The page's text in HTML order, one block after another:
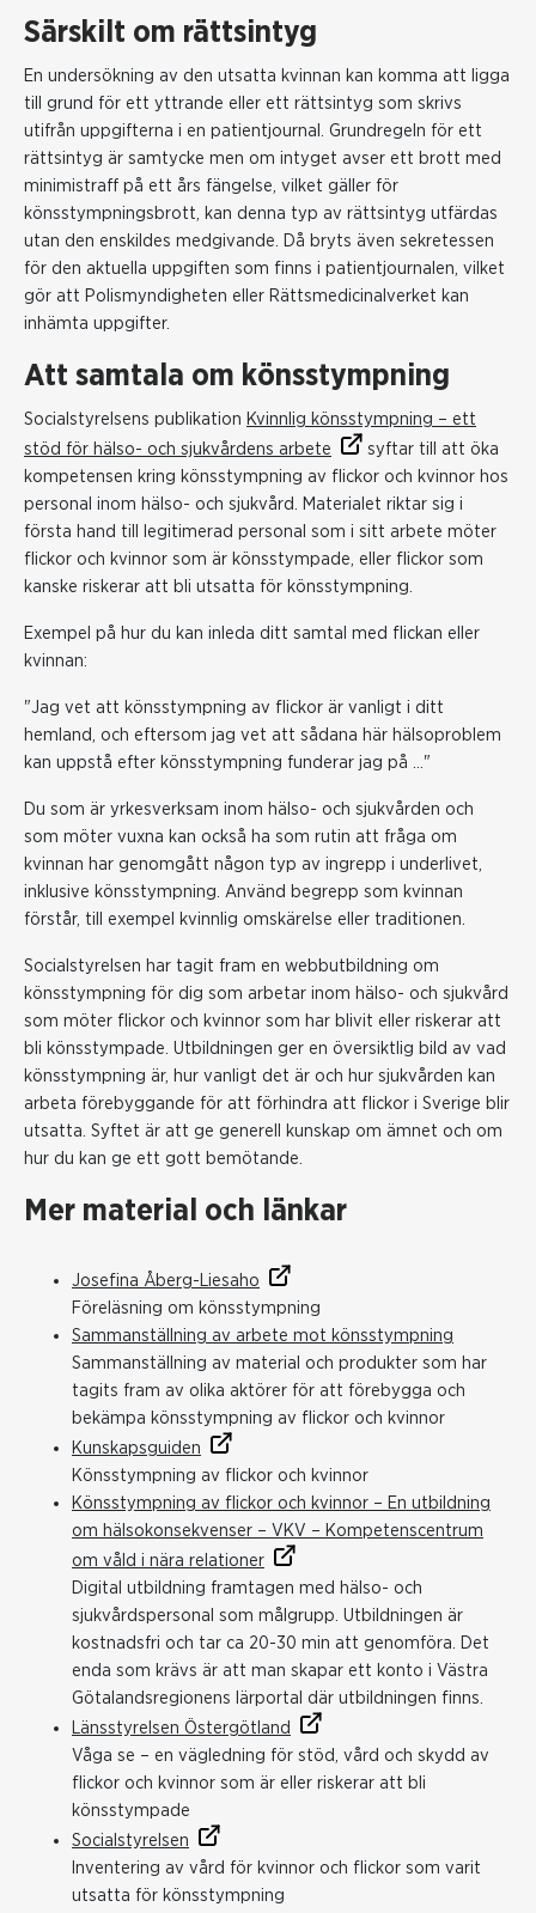
Särskilt om rättsintyg
En undersökning av den utsatta kvinnan kan komma att ligga
till grund för ett yttrande eller ett rättsintyg som skrivs
utifrån uppgifterna i en patientjournal. Grundregeln för ett
rättsintyg är samtycke men om intyget avser ett brott med
minimistraff på ett års fängelse, vilket gäller för
könsstympningsbrott, kan denna typ av rättsintyg utfärdas
utan den enskildes medgivande. Då bryts även sekretessen
för den aktuella uppgiften som finns i patientjournalen, vilket
gör att Polismyndigheten eller Rättsmedicinalverket kan
inhämta uppgifter.
Att samtala om könsstympning
Socialstyrelsens publikation Kvinnlig könsstympning – ett
stöd för hälso- och sjukvårdens arbete
syftar till att öka
kompetensen kring könsstympning av flickor och kvinnor hos
personal inom hälso- och sjukvård. Materialet riktar sig i
första hand till legitimerad personal som i sitt arbete möter
flickor och kvinnor som är könsstympade, eller flickor som
kanske riskerar att bli utsatta för könsstympning.
Exempel på hur du kan inleda ditt samtal med flickan eller
kvinnan:
"Jag vet att könsstympning av flickor är vanligt i ditt
hemland, och eftersom jag vet att sådana här hälsoproblem
kan uppstå efter könsstympning funderar jag på …"
Du som är yrkesverksam inom hälso- och sjukvården och
som möter vuxna kan också ha som rutin att fråga om
kvinnan har genomgått någon typ av ingrepp i underlivet,
inklusive könsstympning. Använd begrepp som kvinnan
förstår, till exempel kvinnlig omskärelse eller traditionen.
Socialstyrelsen har tagit fram en webbutbildning om
könsstympning för dig som arbetar inom hälso- och sjukvård
som möter flickor och kvinnor som har blivit eller riskerar att
bli könsstympade. Utbildningen ger en översiktlig bild av vad
könsstympning är, hur vanligt det är och hur sjukvården kan
arbeta förebyggande för att förhindra att flickor i Sverige blir
utsatta. Syftet är att ge generell kunskap om ämnet och om
hur du kan ge ett gott bemötande.
Mer material och länkar
Josefina Åberg-Liesaho
Föreläsning om könsstympning
Sammanställning av arbete mot könsstympning
Sammanställning av material och produkter som har
tagits fram av olika aktörer för att förebygga och
bekämpa könsstympning av flickor och kvinnor
Kunskapsguiden
Könsstympning av flickor och kvinnor
Könsstympning av flickor och kvinnor – En utbildning
om hälsokonsekvenser – VKV – Kompetenscentrum
om våld i nära relationer
Digital utbildning framtagen med hälso- och
sjukvårdspersonal som målgrupp. Utbildningen är
kostnadsfri och tar ca 20-30 min att genomföra. Det
enda som krävs är att man skapar ett konto i Västra
Götalandsregionens lärportal där utbildningen finns.
Länsstyrelsen Östergötland
Våga se – en vägledning för stöd, vård och skydd av
flickor och kvinnor som är eller riskerar att bli
könsstympade
Socialstyrelsen
Inventering av vård för kvinnor och flickor som varit
utsatta för könsstympning